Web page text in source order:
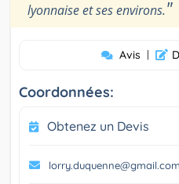
lyonnaise et ses environs."
Avis |
Coordonnées:
Obtenez un Devis
lorry.duquenne@gmail.com